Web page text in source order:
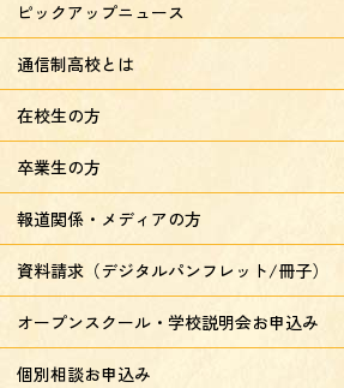
ピックアップニュース
通信制高校とは
在校生の方
卒業生の方
報道関係・メディアの方
資料請求（デジタルパンフレット/冊子）
オープンスクール・学校説明会お申込み
個別相談お申込み